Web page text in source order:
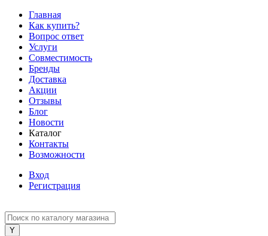
Главная
Как купить?
Вопрос ответ
Услуги
Совместимость
Бренды
Доставка
Акции
Отзывы
Блог
Новости
Каталог
Контакты
Возможности
Вход
Регистрация